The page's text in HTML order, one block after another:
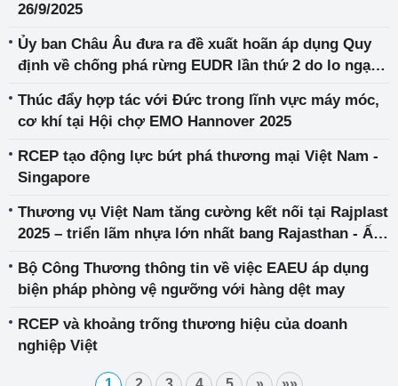
26/9/2025
Ủy ban Châu Âu đưa ra đề xuất hoãn áp dụng Quy
định về chống phá rừng EUDR lần thứ 2 do lo ngại
Thúc đẩy hợp tác với Đức trong lĩnh vực máy móc,
cơ khí tại Hội chợ EMO Hannover 2025
RCEP tạo động lực bứt phá thương mại Việt Nam -
Singapore
Thương vụ Việt Nam tăng cường kết nối tại Rajplast
2025 – triển lãm nhựa lớn nhất bang Rajasthan - Ấn
Bộ Công Thương thông tin về việc EAEU áp dụng
biện pháp phòng vệ ngưỡng với hàng dệt may
RCEP và khoảng trống thương hiệu của doanh
nghiệp Việt